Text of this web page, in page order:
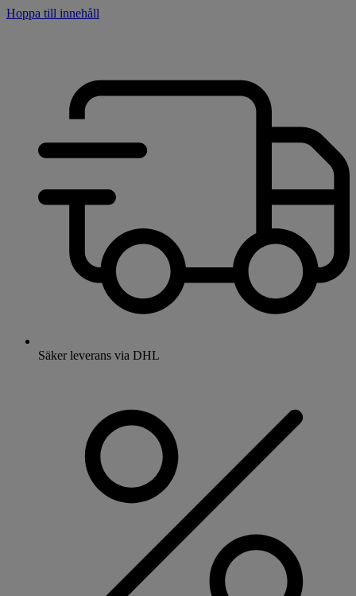
Hoppa till innehåll
Säker leverans via DHL